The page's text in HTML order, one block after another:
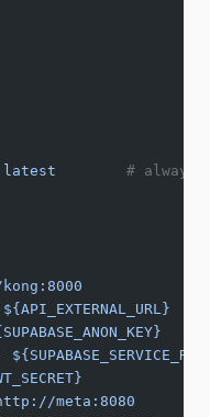
# always
${API_EXTERNAL_URL}
meta:8080